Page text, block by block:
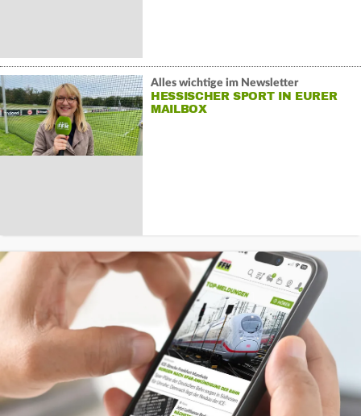
Alles wichtige im Newsletter
HESSISCHER SPORT IN EURER
MAILBOX